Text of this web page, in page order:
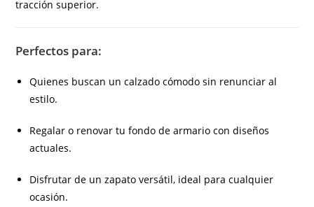
tracción superior.
Perfectos para:
Quienes buscan un calzado cómodo sin renunciar al
estilo.
Regalar o renovar tu fondo de armario con diseños
actuales.
Disfrutar de un zapato versátil, ideal para cualquier
ocasión.